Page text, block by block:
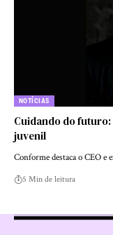
NOTÍCIAS
Cuidando do
juvenil
Conforme destaca o CEO e
5 Min de leitura